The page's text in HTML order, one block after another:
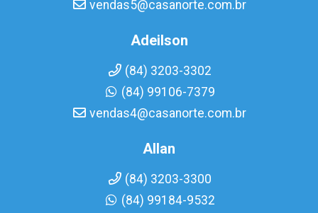
vendas5@casanorte.com.br
Adeilson
(84) 3203-3302
(84) 99106-7379
vendas4@casanorte.com.br
Allan
(84) 3203-3300
(84) 99184-9532